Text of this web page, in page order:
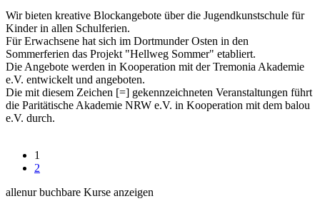
Wir bieten kreative Blockangebote über die Jugendkunstschule für
Kinder in allen Schulferien.
Für Erwachsene hat sich im Dortmunder Osten in den
Sommerferien das Projekt "Hellweg Sommer" etabliert.
Die Angebote werden in Kooperation mit der Tremonia Akademie
e.V. entwickelt und angeboten.
Die mit diesem Zeichen [=] gekennzeichneten Veranstaltungen führt
die Paritätische Akademie NRW e.V. in Kooperation mit dem balou
e.V. durch.
1
2
allenur buchbare Kurse anzeigen